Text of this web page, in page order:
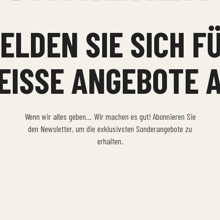
SIE SICH
ANGEBOTE
Wenn wir alles geben… Wir machen es gut! Abonnieren Sie
den Newsletter, um die exklusivsten Sonderangebote zu
erhalten.